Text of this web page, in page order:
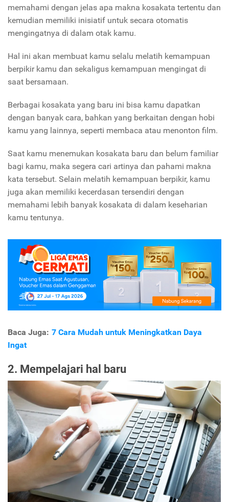
memahami dengan jelas apa makna kosakata tertentu dan
kemudian memiliki inisiatif untuk secara otomatis
mengingatnya di dalam otak kamu.
Hal ini akan membuat kamu selalu melatih kemampuan
berpikir kamu dan sekaligus kemampuan mengingat di
saat bersamaan.
Berbagai kosakata yang baru ini bisa kamu dapatkan
dengan banyak cara, bahkan yang berkaitan dengan hobi
kamu yang lainnya, seperti membaca atau menonton film.
Saat kamu menemukan kosakata baru dan belum familiar
bagi kamu, maka segera cari artinya dan pahami makna
kata tersebut. Selain melatih kemampuan berpikir, kamu
juga akan memiliki kecerdasan tersendiri dengan
memahami lebih banyak kosakata di dalam keseharian
kamu tentunya.
Baca Juga: 7 Cara Mudah untuk Meningkatkan Daya
Ingat
2. Mempelajari hal baru